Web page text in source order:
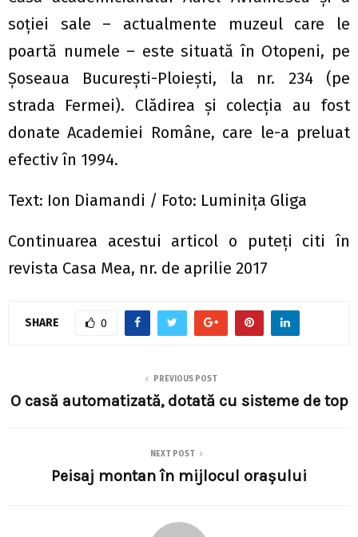
soţiei sale – actualmente muzeul care le
poartă numele – este situată în Otopeni, pe
Şoseaua Bucureşti-Ploieşti, la nr. 234 (pe
strada Fermei). Clădirea şi colecţia au fost
donate Academiei Române, care le-a preluat
efectiv în 1994.
Text: Ion Diamandi / Foto: Luminiţa Gliga
Continuarea acestui articol o puteți citi în
revista Casa Mea, nr. de aprilie 2017
SHARE 0
PREVIOUS POST
O casă automatizată, dotată cu sisteme de top
NEXT POST
Peisaj montan în mijlocul oraşului